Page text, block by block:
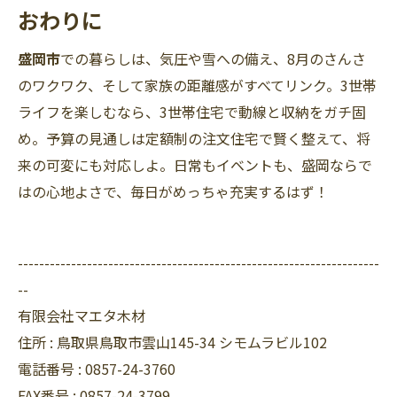
おわりに
盛岡市での暮らしは、気圧や雪への備え、8月のさんさ
のワクワク、そして家族の距離感がすべてリンク。3世帯
ライフを楽しむなら、3世帯住宅で動線と収納をガチ固
め。予算の見通しは定額制の注文住宅で賢く整えて、将
来の可変にも対応しよ。日常もイベントも、盛岡ならで
はの心地よさで、毎日がめっちゃ充実するはず！
--------------------------------------------------------------------
--
有限会社マエタ木材
住所 : 鳥取県鳥取市雲山145-34 シモムラビル102
電話番号 : 0857-24-3760